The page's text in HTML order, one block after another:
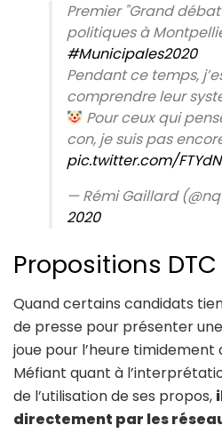
Premier "Grand
politiques à
#Municipales2020
Pendant ce temps,
comprendre leur
Pour ceux qui
con, je suis pas
pic.twitter.com/
— Rémi Gaillard
2020
Propositions DTC
Quand certains candidats
de presse pour présenter
joue pour l’heure timidement
Méfiant quant à
de l’utilisation de ses propos,
directement par les